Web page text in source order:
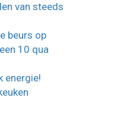
van steeds
beurs op
10 qua
energie!